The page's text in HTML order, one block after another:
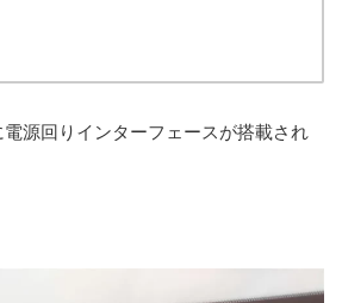
源回りインターフェースが搭載され